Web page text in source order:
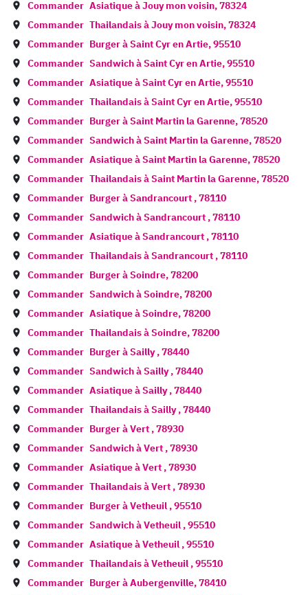
Commander Asiatique àJouy mon voisin,78324
Commander Thailandais àJouy mon voisin,78324
Commander Burger àSaint Cyr en Artie,95510
Commander Sandwich àSaint Cyr en Artie,95510
Commander Asiatique àSaint Cyr en Artie,95510
Commander Thailandais àSaint Cyr en Artie,95510
Commander Burger àSaint Martin la Garenne,78520
Commander Sandwich àSaint Martin la Garenne,78520
Commander Asiatique àSaint Martin la Garenne,78520
Commander Thailandais àSaint Martin la Garenne,78520
Commander Burger àSandrancourt ,78110
Commander Sandwich àSandrancourt ,78110
Commander Asiatique àSandrancourt ,78110
Commander Thailandais àSandrancourt ,78110
Commander Burger àSoindre,78200
Commander Sandwich àSoindre,78200
Commander Asiatique àSoindre,78200
Commander Thailandais àSoindre,78200
Commander Burger àSailly,78440
Commander Sandwich àSailly,78440
Commander Asiatique àSailly,78440
Commander Thailandais àSailly,78440
Commander Burger àVert ,78930
Commander Sandwich àVert ,78930
Commander Asiatique àVert ,78930
Commander Thailandais àVert ,78930
Commander Burger àVetheuil ,95510
Commander Sandwich àVetheuil ,95510
Commander Asiatique àVetheuil ,95510
Commander Thailandais àVetheuil ,95510
Commander Burger àAubergenville,78410